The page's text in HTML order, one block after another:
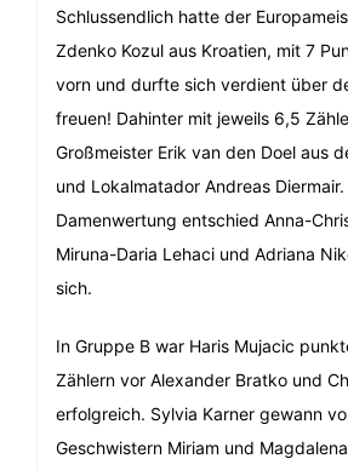
Schlussendlich hatte der
Zdenko Kozul aus Kroatien, mit 7
vorn und durfte sich verdient über
freuen! Dahinter mit jeweils 6,5
Großmeister Erik van den Doel aus
und Lokalmatador Andreas Diermair.
Damenwertung entschied Anna-
Miruna-Daria Lehaci und Adriana
sich.
In Gruppe B war Haris Mujacic
Zählern vor Alexander Bratko und
erfolgreich. Sylvia Karner gewann
Geschwistern Miriam und